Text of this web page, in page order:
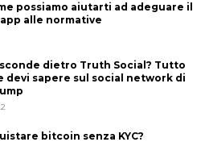
possiamo aiutarti ad adeguare il
alle normative
dietro Truth Social? Tutto
devi sapere sul social network di
bitcoin senza KYC?